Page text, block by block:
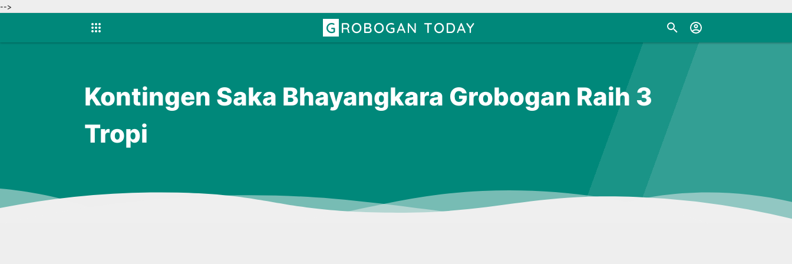
-->
GROBOGAN TODAY
Kontingen Saka Bhayangkara Grobogan Raih 3
Tropi